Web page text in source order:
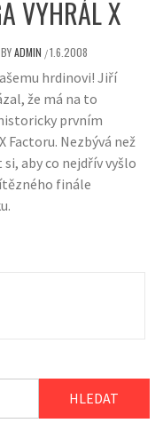
VYHRÁL X
BYADMIN /1.6.2008
hrdinovi! Jiří
že má na to
prvním
Factoru. Nezbývá než
aby co nejdřív vyšlo
finále